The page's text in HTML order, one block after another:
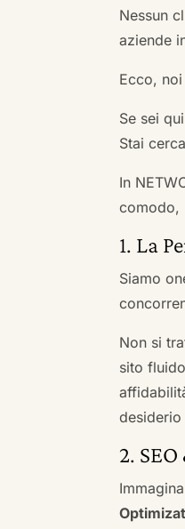
Nessun
aziende
Ecco,
Se sei
Stai
In
comodo,
1. La
Siamo
Non si
sito
2.